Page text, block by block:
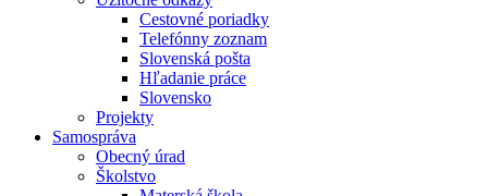
Cestovné poriadky
Telefónny zoznam
Slovenská pošta
Hľadanie práce
Slovensko
Projekty
Samospráva
Obecný úrad
Školstvo